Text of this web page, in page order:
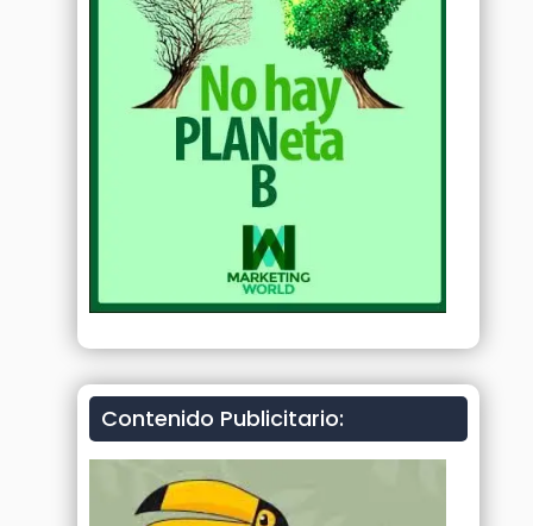
Contenido Publicitario: